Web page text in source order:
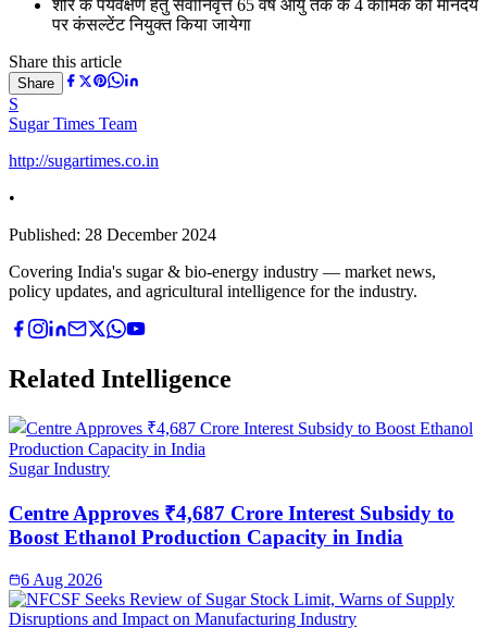
शीरे के पर्यवेक्षण हेतु सेवानिवृत्त 65 वर्ष आयु तक के 4 कार्मिक को मानदेय
पर कंसल्टेंट नियुक्त किया जायेगा
Share this article
Share
S
Sugar Times Team
http://sugartimes.co.in
•
Published: 28 December 2024
Covering India's sugar & bio-energy industry — market news,
policy updates, and agricultural intelligence for the industry.
Related Intelligence
Sugar Industry
Centre Approves ₹4,687 Crore Interest Subsidy to
Boost Ethanol Production Capacity in India
6 Aug 2026